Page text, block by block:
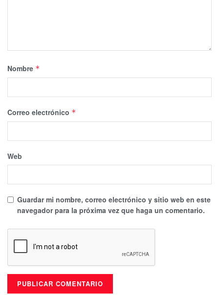
Nombre *
Correo electrónico *
Web
Guardar mi nombre, correo electrónico y sitio web en este
navegador para la próxima vez que haga un comentario.